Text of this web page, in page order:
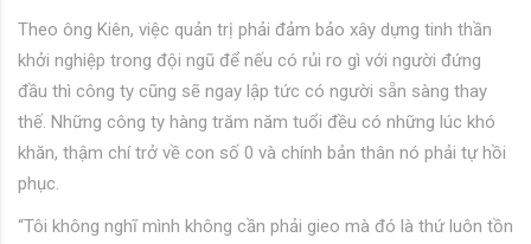
Theo ông Kiên, việc quản trị phải đảm bảo xây dựng tinh thần
khởi nghiệp trong đội ngũ để nếu có rủi ro gì với người đứng
đầu thì công ty cũng sẽ ngay lập tức có người sẵn sàng thay
thế. Những công ty hàng trăm năm tuổi đều có những lúc khó
khăn, thậm chí trở về con số 0 và chính bản thân nó phải tự hồi
phục.
“Tôi không nghĩ mình không cần phải gieo mà đó là thứ luôn tồn